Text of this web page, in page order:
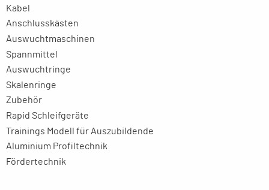
Kabel
Anschlusskästen
Auswuchtmaschinen
Spannmittel
Auswuchtringe
Skalenringe
Zubehör
Rapid Schleifgeräte
Trainings Modell für Auszubildende
Aluminium Profiltechnik
Fördertechnik